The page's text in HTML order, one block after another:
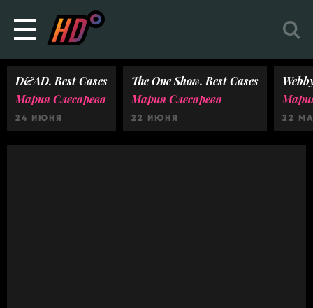
D&AD. Best Cases
Мария Слесарева
24 ИЮНЯ
The One Show. Best Cases
Мария Слесарева
22 ИЮНЯ 22